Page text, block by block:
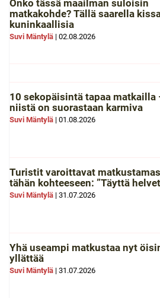
Onko tässä maailman suloisin
matkakohde? Tällä saarella
kuninkaallisia
Suvi Mäntylä | 02.08.2026
10 sekopäisintä tapaa matkailla
niistä on suorastaan karmiva
Suvi Mäntylä | 01.08.2026
Turistit varoittavat
tähän kohteeseen: ”Täyttä
Suvi Mäntylä | 31.07.2026
Yhä useampi matkustaa nyt
yllättää
Suvi Mäntylä | 31.07.2026